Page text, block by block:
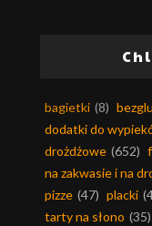
bagietki (8)
dodatki do
drożdżowe (652)
na zakwasie i na
pizze (47) placki
tarty na słono (35)